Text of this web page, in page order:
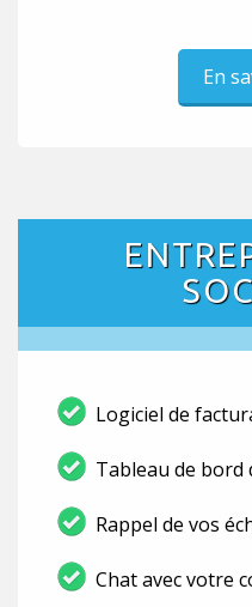
En
Logiciel de
Tableau de bord
Rappel de vos
Chat avec votre